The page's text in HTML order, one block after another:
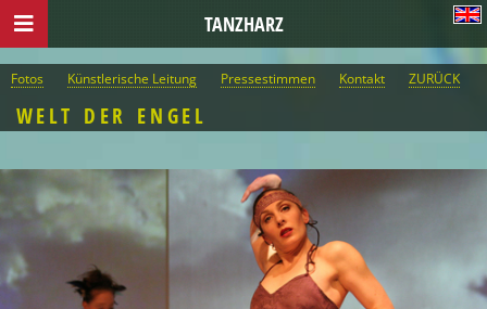
Fotos Künstlerische Leitung Pressestimmen Kontakt ZURÜCK
WELT DER ENGEL
TANZHARZ